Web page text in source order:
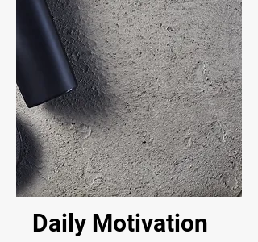
Daily Motivation